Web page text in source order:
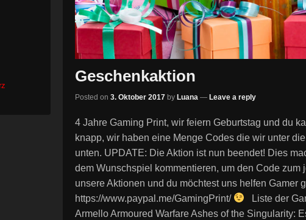
Geschenkaktion
Posted on 3. Oktober 2017 by Luana — Leave a reply
4 Jahre Gaming Print, wir feiern Geburtstag und du
knapp, wir haben eine Menge Codes die wir unter
unten. UPDATE: Die Aktion ist nun beendet! Dies
dem Wunschspiel kommentieren, um den Code
unsere Aktionen und du möchtest uns helfen Gamer
https://www.paypal.me/GamingPrint/
Liste der
Armello Armoured Warfare Ashes of the Singularity: